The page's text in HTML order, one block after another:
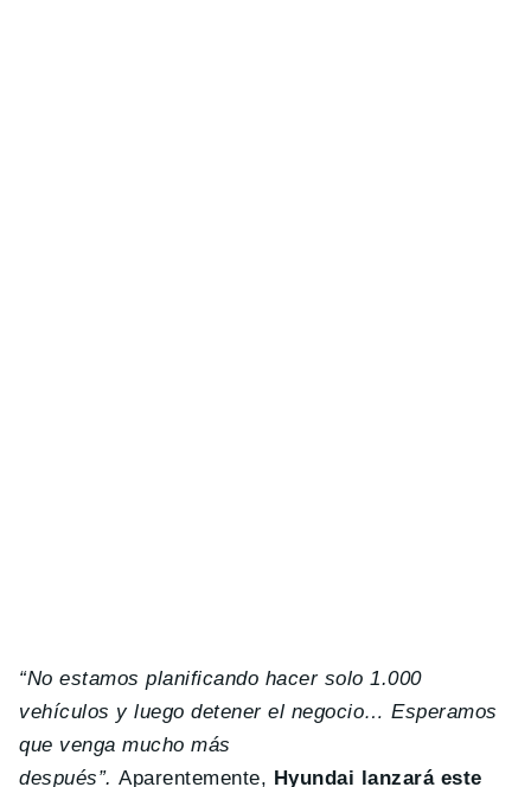
“No estamos planificando hacer solo 1.000
vehículos y luego detener el negocio… Esperamos
que venga mucho más
después”.Aparentemente, Hyundai lanzará este